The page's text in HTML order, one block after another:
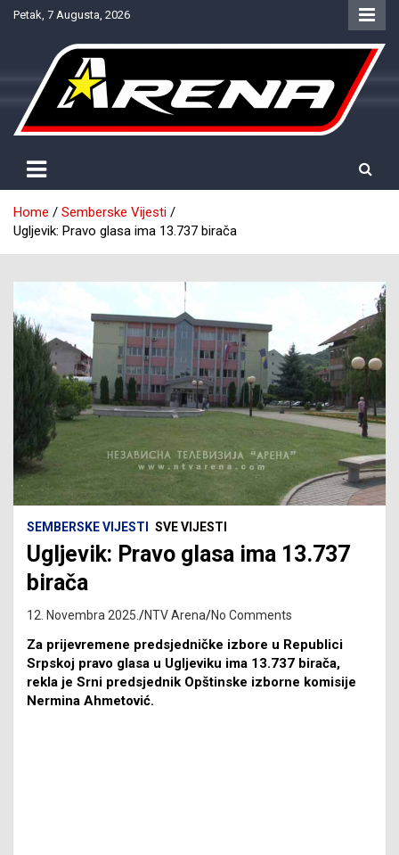
SkipPetak, 7 Augusta, 2026
NTV Arena
Home
Semberske Vijesti
Ugljevik: Pravo glasa ima 13.737 birača
SEMBERSKE VIJESTI SVE VIJESTI
Ugljevik: Pravo glasa ima 13.737
birača
12. Novembra 2025. NTV Arena No Comments
Za prijevremene predsjedničke izbore u Republici
Srpskoj pravo glasa u Ugljeviku ima 13.737 birača,
rekla je Srni predsjednik Opštinske izborne komisije
Nermina Ahmetović.